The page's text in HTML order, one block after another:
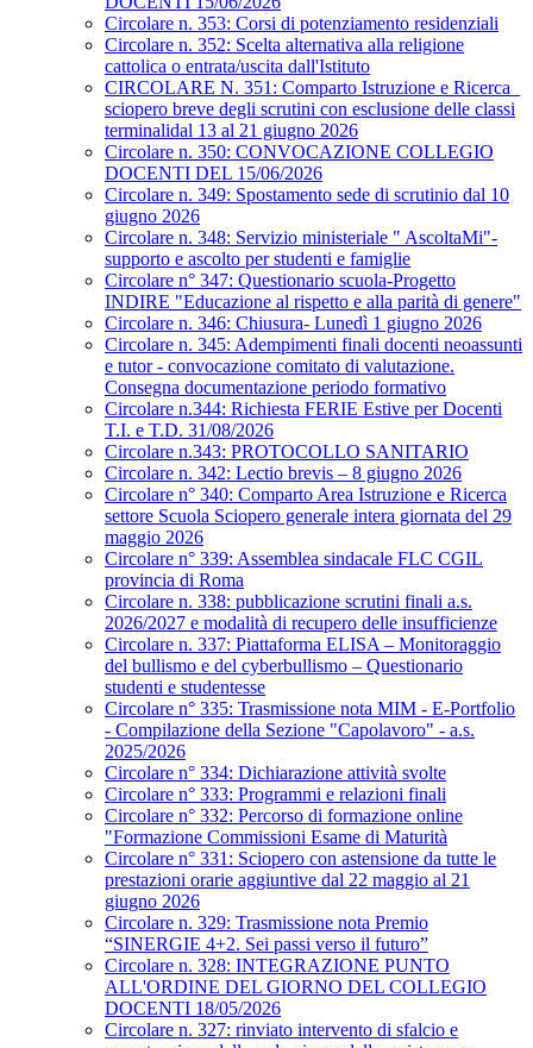
Circolare n. 353: Corsi di potenziamento residenziali
Circolare n. 352: Scelta alternativa alla religione
cattolica o entrata/uscita dall'Istituto
CIRCOLARE N. 351: Comparto Istruzione e Ricerca_
sciopero breve degli scrutini con esclusione delle classi
terminalidal 13 al 21 giugno 2026
Circolare n. 350: CONVOCAZIONE COLLEGIO
DOCENTI DEL 15/06/2026
Circolare n. 349: Spostamento sede di scrutinio dal 10
giugno 2026
Circolare n. 348: Servizio ministeriale " AscoltaMi"-
supporto e ascolto per studenti e famiglie
Circolare n° 347: Questionario scuola-Progetto
INDIRE "Educazione al rispetto e alla parità di genere"
Circolare n. 346: Chiusura- Lunedì 1 giugno 2026
Circolare n. 345: Adempimenti finali docenti neoassunti
e tutor - convocazione comitato di valutazione.
Consegna documentazione periodo formativo
Circolare n.344: Richiesta FERIE Estive per Docenti
T.I. e T.D. 31/08/2026
Circolare n.343: PROTOCOLLO SANITARIO
Circolare n. 342: Lectio brevis – 8 giugno 2026
Circolare n° 340: Comparto Area Istruzione e Ricerca
settore Scuola Sciopero generale intera giornata del 29
maggio 2026
Circolare n° 339: Assemblea sindacale FLC CGIL
provincia di Roma
Circolare n. 338: pubblicazione scrutini finali a.s.
2026/2027 e modalità di recupero delle insufficienze
Circolare n. 337: Piattaforma ELISA – Monitoraggio
del bullismo e del cyberbullismo – Questionario
studenti e studentesse
Circolare n° 335: Trasmissione nota MIM - E-Portfolio
- Compilazione della Sezione "Capolavoro" - a.s.
2025/2026
Circolare n° 334: Dichiarazione attività svolte
Circolare n° 333: Programmi e relazioni finali
Circolare n° 332: Percorso di formazione online
"Formazione Commissioni Esame di Maturità
Circolare n° 331: Sciopero con astensione da tutte le
prestazioni orarie aggiuntive dal 22 maggio al 21
giugno 2026
Circolare n. 329: Trasmissione nota Premio
“SINERGIE 4+2. Sei passi verso il futuro”
Circolare n. 328: INTEGRAZIONE PUNTO
ALL'ORDINE DEL GIORNO DEL COLLEGIO
DOCENTI 18/05/2026
Circolare n. 327: rinviato intervento di sfalcio e